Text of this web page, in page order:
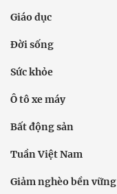
Giáo dục
Đời sống
Sức khỏe
Ô tô xe máy
Bất động sản
Tuần Việt Nam
Giảm nghèo bền vững